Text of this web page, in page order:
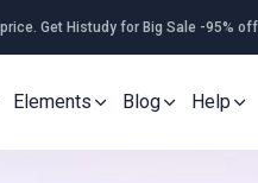
price. Get Histudy for Big Sale -95%
Elements Blog Help